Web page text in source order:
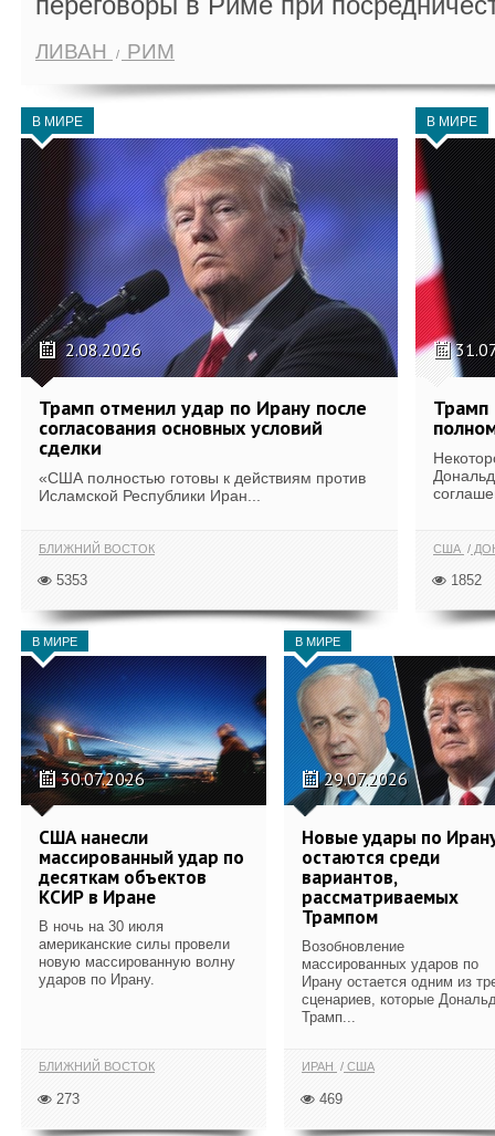
ЛИВАН РИМ
В МИРЕ
2.08.2026
Трамп отменил удар по Ирану после
согласования основных условий
сделки
«США полностью готовы к действиям против
Исламской Республики Иран...
БЛИЖНИЙ ВОСТОК
5353
В МИРЕ
Трамп
США
1852
В МИРЕ
30.07.2026
США нанесли
массированный удар по
десяткам объектов
КСИР в Иране
В ночь на 30 июля
американские силы провели
новую массированную волну
ударов по Ирану.
БЛИЖНИЙ ВОСТОК
273
В МИРЕ
29.07.2026
Новые удары по
остаются среди
вариантов,
рассматриваемых
Трампом
Возобновление
массированных ударов по
Ирану остается одним из
сценариев, которые
Трамп...
ИРАН США
469